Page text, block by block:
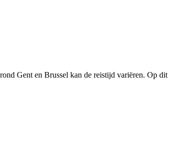
Gent en Brussel kan de reistijd variëren. Op dit